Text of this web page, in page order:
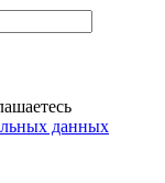
данных